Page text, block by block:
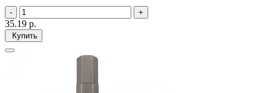
35.19 р.
Купить